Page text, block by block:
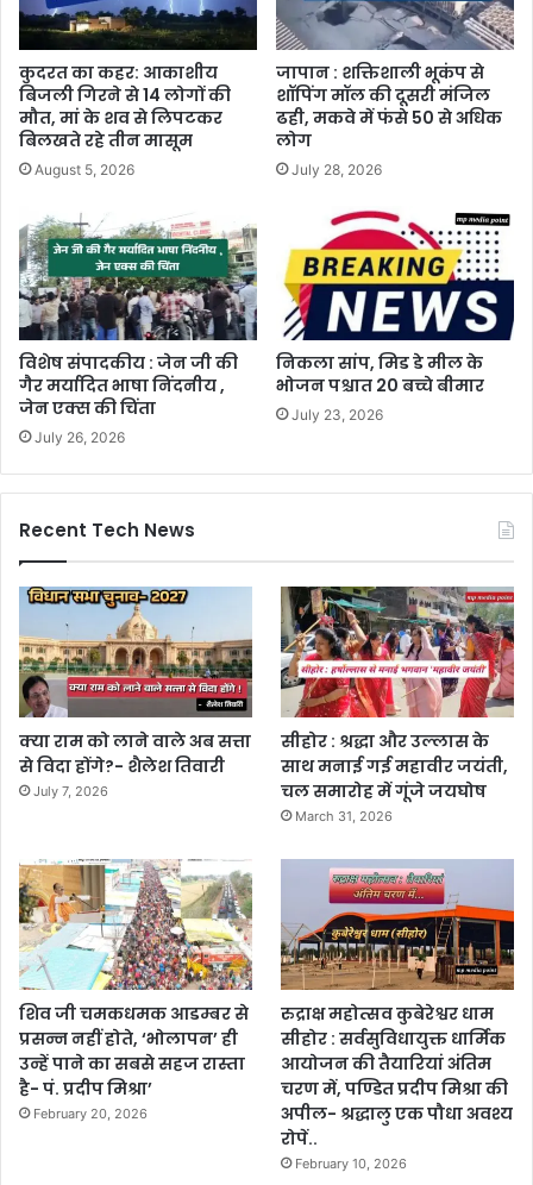
कुदरत का कहर: आकाशीय
बिजली गिरने से 14 लोगों की
मौत, मां के शव से लिपटकर
बिलखते रहे तीन मासूम
August 5, 2026
जापान : शक्तिशाली भूकंप से
शॉपिंग मॉल की दूसरी मंजिल
ढही, मकवे में फंसे 50 से अधिक
लोग
July 28, 2026
विशेष संपादकीय : जेन जी की
गैर मर्यादित भाषा निंदनीय ,
जेन एक्स की चिंता
July 26, 2026
निकला सांप, मिड डे मील के
भोजन पश्चात 20 बच्चे बीमार
July 23, 2026
Recent Tech News
क्या राम को लाने वाले अब सत्ता
से विदा होंगे?- शैलेश तिवारी
July 7, 2026
सीहोर : श्रद्धा और उल्लास के
साथ मनाई गई महावीर जयंती,
चल समारोह में गूंजे जयघोष
March 31, 2026
शिव जी चमकधमक आडम्बर से
प्रसन्न नहीं होते, ‘भोलापन’ ही
उन्हें पाने का सबसे सहज रास्ता
है- पं. प्रदीप मिश्रा’
February 20, 2026
रुद्राक्ष महोत्सव कुबेरेश्वर धाम
सीहोर : सर्वसुविधायुक्त धार्मिक
आयोजन की तैयारियां अंतिम
चरण में, पण्डित प्रदीप मिश्रा की
अपील- श्रद्धालु एक पौधा अवश्य
रोपें..
February 10, 2026